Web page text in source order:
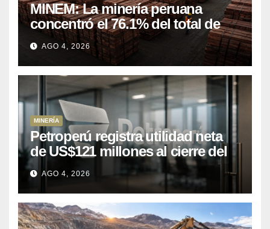
MINEM: La minería peruana
concentró el 76.1% del total de
las exportaciones nacionales
entre enero y abril de 2026
AGO 4, 2026
MINERÍA
Petroperú registra utilidad neta
de US$121 millones al cierre del
primer semestre 2026
AGO 4, 2026